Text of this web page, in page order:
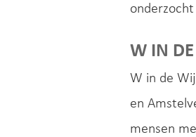
W IN
W in de
en
mensen